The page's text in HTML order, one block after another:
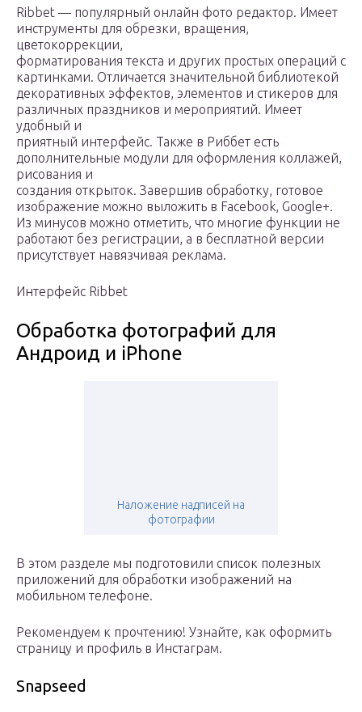
Ribbet — популярный онлайн фото редактор. Имеет
инструменты для обрезки, вращения,
цветокоррекции,
форматирования текста и других простых операций с
картинками. Отличается значительной библиотекой
декоративных эффектов, элементов и стикеров для
различных праздников и мероприятий. Имеет
удобный и
приятный интерфейс. Также в Риббет есть
дополнительные модули для оформления коллажей,
рисования и
создания открыток. Завершив обработку, готовое
изображение можно выложить в Facebook, Google+.
Из минусов можно отметить, что многие функции не
работают без регистрации, а в бесплатной версии
присутствует навязчивая реклама.
Интерфейс Ribbet
Обработка фотографий для
Андроид и iPhone
Наложение надписей на
фотографии
В этом разделе мы подготовили список полезных
приложений для обработки изображений на
мобильном телефоне.
Рекомендуем к прочтению! Узнайте, как оформить
страницу и профиль в Инстаграм.
Snapseed